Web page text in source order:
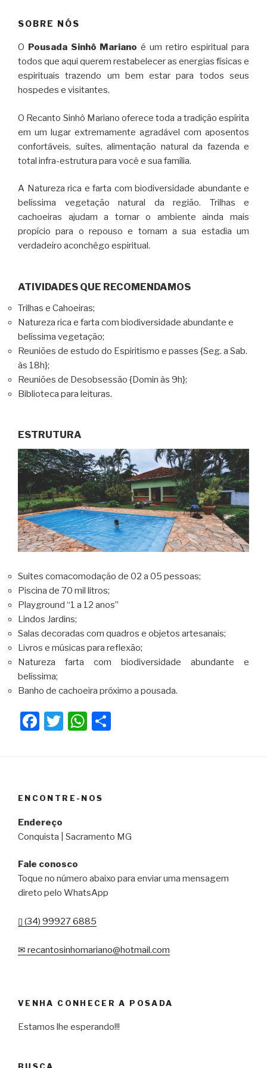
SOBRE NÓS
O Pousada Sinhô Mariano é um retiro espiritual para
todos que aqui querem restabelecer as energias físicas e
espirituais trazendo um bem estar para todos seus
hospedes e visitantes.
O Recanto Sinhô Mariano oferece toda a tradição espírita
em um lugar extremamente agradável com aposentos
confortáveis, suítes, alimentação natural da fazenda e
total infra-estrutura para você e sua família.
A Natureza rica e farta com biodiversidade abundante e
belíssima vegetação natural da região. Trilhas e
cachoeiras ajudam a tornar o ambiente ainda mais
propício para o repouso e tornam a sua estadia um
verdadeiro aconchêgo espiritual.
ATIVIDADES QUE RECOMENDAMOS
Trilhas e Cahoeiras;
Natureza rica e farta com biodiversidade abundante e
belíssima vegetação;
Reuniões de estudo do Espiritismo e passes {Seg. a Sab.
às 18h};
Reuniões de Desobsessão {Domin às 9h};
Biblioteca para leituras.
ESTRUTURA
Suites comacomodação de 02 a 05 pessoas;
Piscina de 70 mil litros;
Playground “1 a 12 anos”
Lindos Jardins;
Salas decoradas com quadros e objetos artesanais;
Livros e músicas para reflexão;
Natureza farta com biodiversidade abundante e
belíssima;
Banho de cachoeira próximo a pousada.
F
b
o
o
T
W
A
p h
ENCONTRE-NOS
Endereço
Conquista | Sacramento MG
Fale conosco
Toque no número abaixo para enviar uma mensagem
direto pelo WhatsApp
▯ (34) 99927 6885
✉ recantosinhomariano@hotmail.com
VENHA CONHECER A POSADA
Estamos lhe esperando!!!